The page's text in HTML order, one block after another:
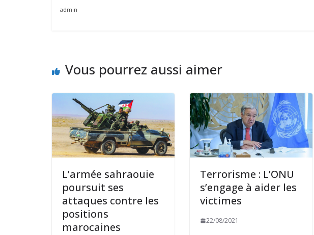
admin
Vous pourrez aussi aimer
L’armée sahraouie
poursuit ses
attaques contre les
positions
marocaines
Terrorisme : L’ONU
s’engage à aider les
victimes
22/08/2021